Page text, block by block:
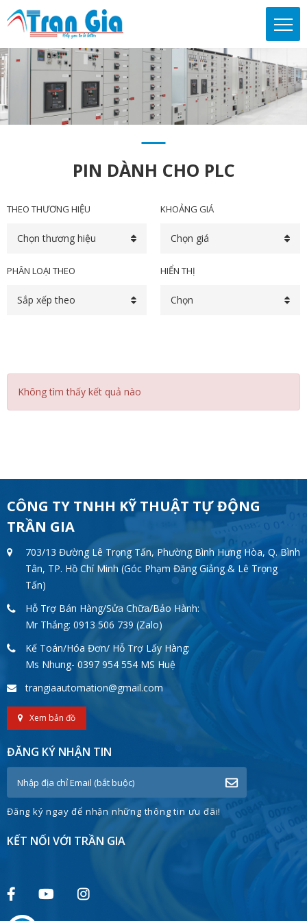
PIN DÀNH CHO PLC
THEO THƯƠNG HIỆU
Chọn thương hiệu
KHOẢNG GIÁ
Chọn giá
PHÂN LOẠI THEO
Sắp xếp theo
HIỂN THỊ
Chọn
Không tìm thấy kết quả nào
CÔNG TY TNHH KỸ THUẬT TỰ ĐỘNG
TRẦN GIA
703/13 Đường Lê Trọng Tấn, Phường Bình Hưng Hòa, Q. Bình
Tân, TP. Hồ Chí Minh (Góc Phạm Đăng Giảng & Lê Trọng
Tấn)
Hỗ Trợ Bán Hàng/Sửa Chữa/Bảo Hành:
Mr Thắng: 0913 506 739 (Zalo)
Kế Toán/Hóa Đơn/ Hỗ Trợ Lấy Hàng:
Ms Nhung- 0397 954 554 MS Huệ
trangiaautomation@gmail.com
Xem bản đồ
ĐĂNG KÝ NHẬN TIN
Đăng ký ngay để nhận những thông tin ưu đãi!
KẾT NỐI VỚI TRẦN GIA